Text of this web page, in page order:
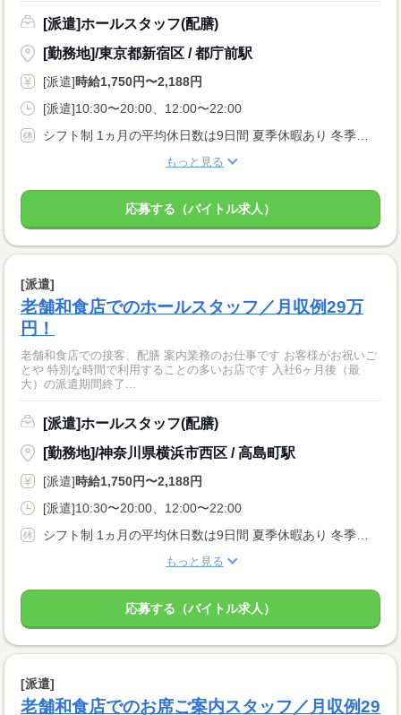
[派遣]ホールスタッフ(配膳)
[勤務地]/東京都新宿区 / 都庁前駅
[派遣]時給1,750円〜2,188円
[派遣]10:30〜20:00、12:00〜22:00
もっと見る
応募する（バイトル求人）
[派遣]
老舗和食店でのホールスタッフ／月収例29万
円！
老舗和食店での接客、配膳 案内業務のお仕事です お客様がお祝いご
とや 特別な時間で利用することの多いお店です 入社6ヶ月後（最
大）の派遣期間終了...
[派遣]ホールスタッフ(配膳)
[勤務地]/神奈川県横浜市西区 / 高島町駅
[派遣]時給1,750円〜2,188円
[派遣]10:30〜20:00、12:00〜22:00
もっと見る
応募する（バイトル求人）
[派遣]
老舗和食店でのお席ご案内スタッフ／月収例29